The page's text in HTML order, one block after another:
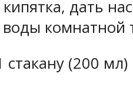
дать
комнатной
(200